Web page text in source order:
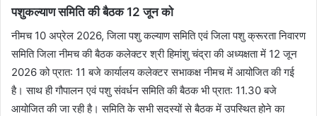
पशुकल्‍याण समिति की बैठक 12 जून को
नीमच 10 अप्रेल 2026, जिला पशु कल्‍याण समिति एवं जिला पशु क्रूरता निवारण
समिति जिला नीमच की बैठक कलेक्‍टर श्री हिमांशु चंद्रा की अध्‍यक्षता में 12 जून
2026 को प्रात: 11 बजे कार्यालय कलेक्‍टर सभाकक्ष नीमच में आयोजित की गई
है। साथ ही गौपालन एवं पशु संवर्धन समिति की बैठक भी प्रात: 11.30 बजे
आयोजित की जा रही है। समिति के सभी सदस्‍यों से बैठक में उपस्थित होने का